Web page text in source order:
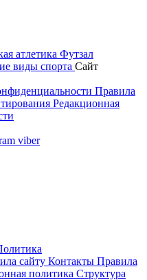
атлетика Футзал
виды спорта Сайт
Правила
Редакционная
viber
сайту Контакты Правила
политика Структура